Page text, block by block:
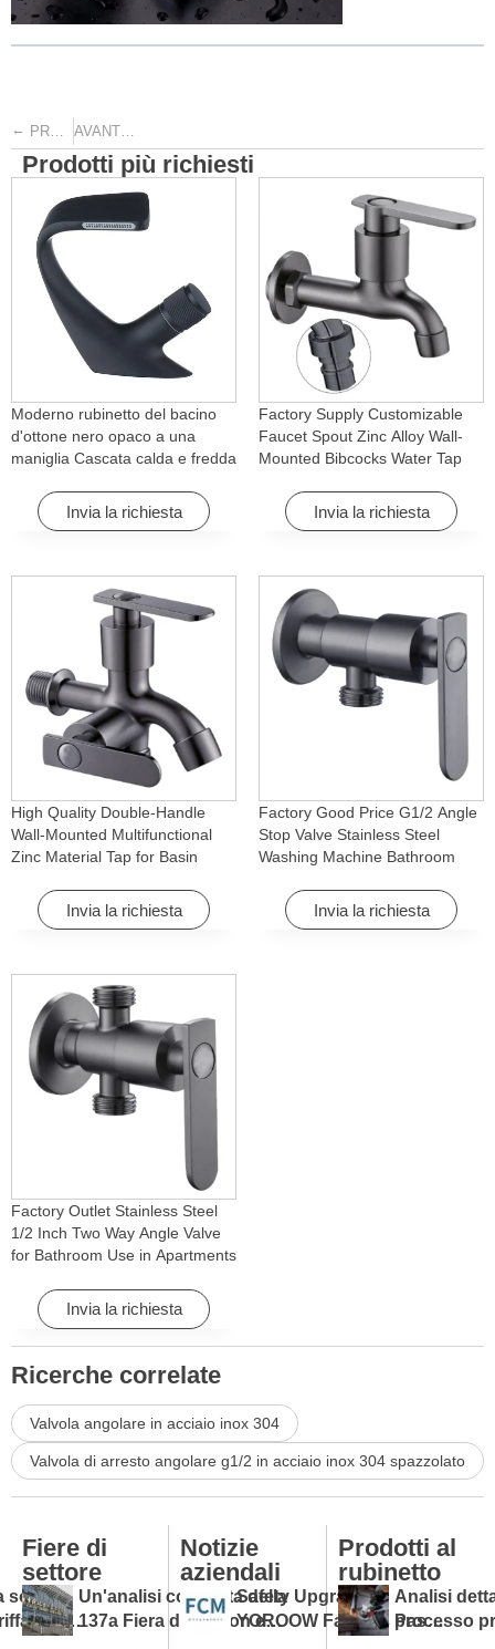
← PRECEDENTE AVANTI
Prodotti più richiesti
Moderno rubinetto del bacino
d'ottone nero opaco a una
maniglia Cascata calda e fredda
per Hotel& Apartment
Invia la richiesta
Factory Supply Customizable
Faucet Spout Zinc Alloy Wall-
Mounted Bibcocks Water Tap
Invia la richiesta
High Quality Double-Handle
Wall-Mounted Multifunctional
Zinc Material Tap for Basin
Homes
Invia la richiesta
Factory Good Price G1/2 Angle
Stop Valve Stainless Steel
Washing Machine Bathroom
Apartments & Hotels
Invia la richiesta
Factory Outlet Stainless Steel
1/2 Inch Two Way Angle Valve
for Bathroom Use in Apartments
Invia la richiesta
Ricerche correlate
Valvola angolare in acciaio inox 304
Valvola di arresto angolare g1/2 in acciaio inox 304 spazzolato
sotto le
il
Fiere di
settore
Un'analisi completa della
137a Fiera di Canton e
Notizie
aziendali
Safety Upgraded:
YOROOW Faucets Pass
Prodotti al
rubinetto
Analisi
processo